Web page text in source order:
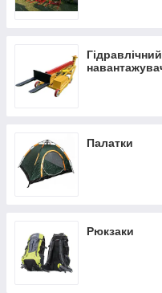
Палатки
Рюкзаки